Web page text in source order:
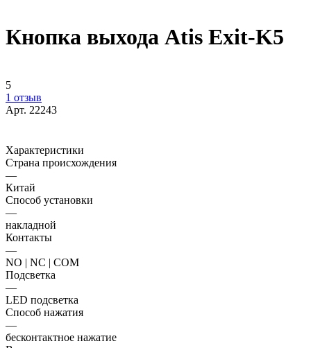
Кнопка выхода Atis Exit-K5
5
1 отзыв
Арт. 22243
Характеристики
Страна происхождения
—
Китай
Способ установки
—
накладной
Контакты
—
NO | NC | COM
Подсветка
—
LED подсветка
Способ нажатия
—
бесконтактное нажатие